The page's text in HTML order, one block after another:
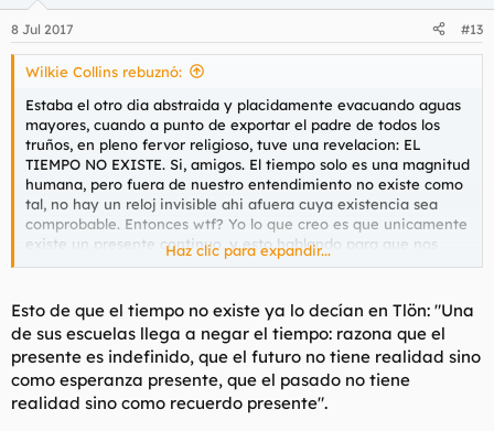
8 Jul 2017 #13
Wilkie Collins rebuznó:
Estaba el otro dia abstraida y placidamente evacuando aguas
mayores, cuando a punto de exportar el padre de todos los
truños, en pleno fervor religioso, tuve una revelacion: EL
TIEMPO NO EXISTE. Si, amigos. El tiempo solo es una magnitud
humana, pero fuera de nuestro entendimiento no existe como
tal, no hay un reloj invisible ahi afuera cuya existencia sea
comprobable. Entonces wtf? Yo lo que creo es que unicamente
existe un presente continuo, y esto hablando para que nos
entendamos, pero ni siquiera es presente -porque el tiempo no
una realidad permanente es lo unico que existe, pero ni
siquiera se le puede llamar presente, pues eso comportaria que
hay un futuro y un pasado, y realmente, fuera de nuestras
entendederas, esto no existe. No se si me estoy explicando,
amigos, pero tengo la sensacion de que tengo razon y no es el
laudano el que habla.
Haz clic para expandir...
Esto de que el tiempo no existe ya lo decían en Tlön: "Una
de sus escuelas llega a negar el tiempo: razona que el
presente es indefinido, que el futuro no tiene realidad sino
como esperanza presente, que el pasado no tiene
realidad sino como recuerdo presente".